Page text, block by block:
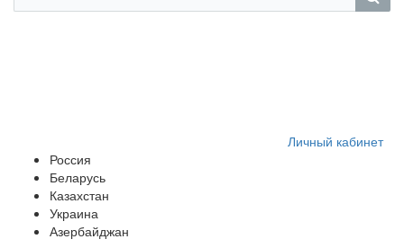
Личный кабинет
Россия
Беларусь
Казахстан
Украина
Азербайджан